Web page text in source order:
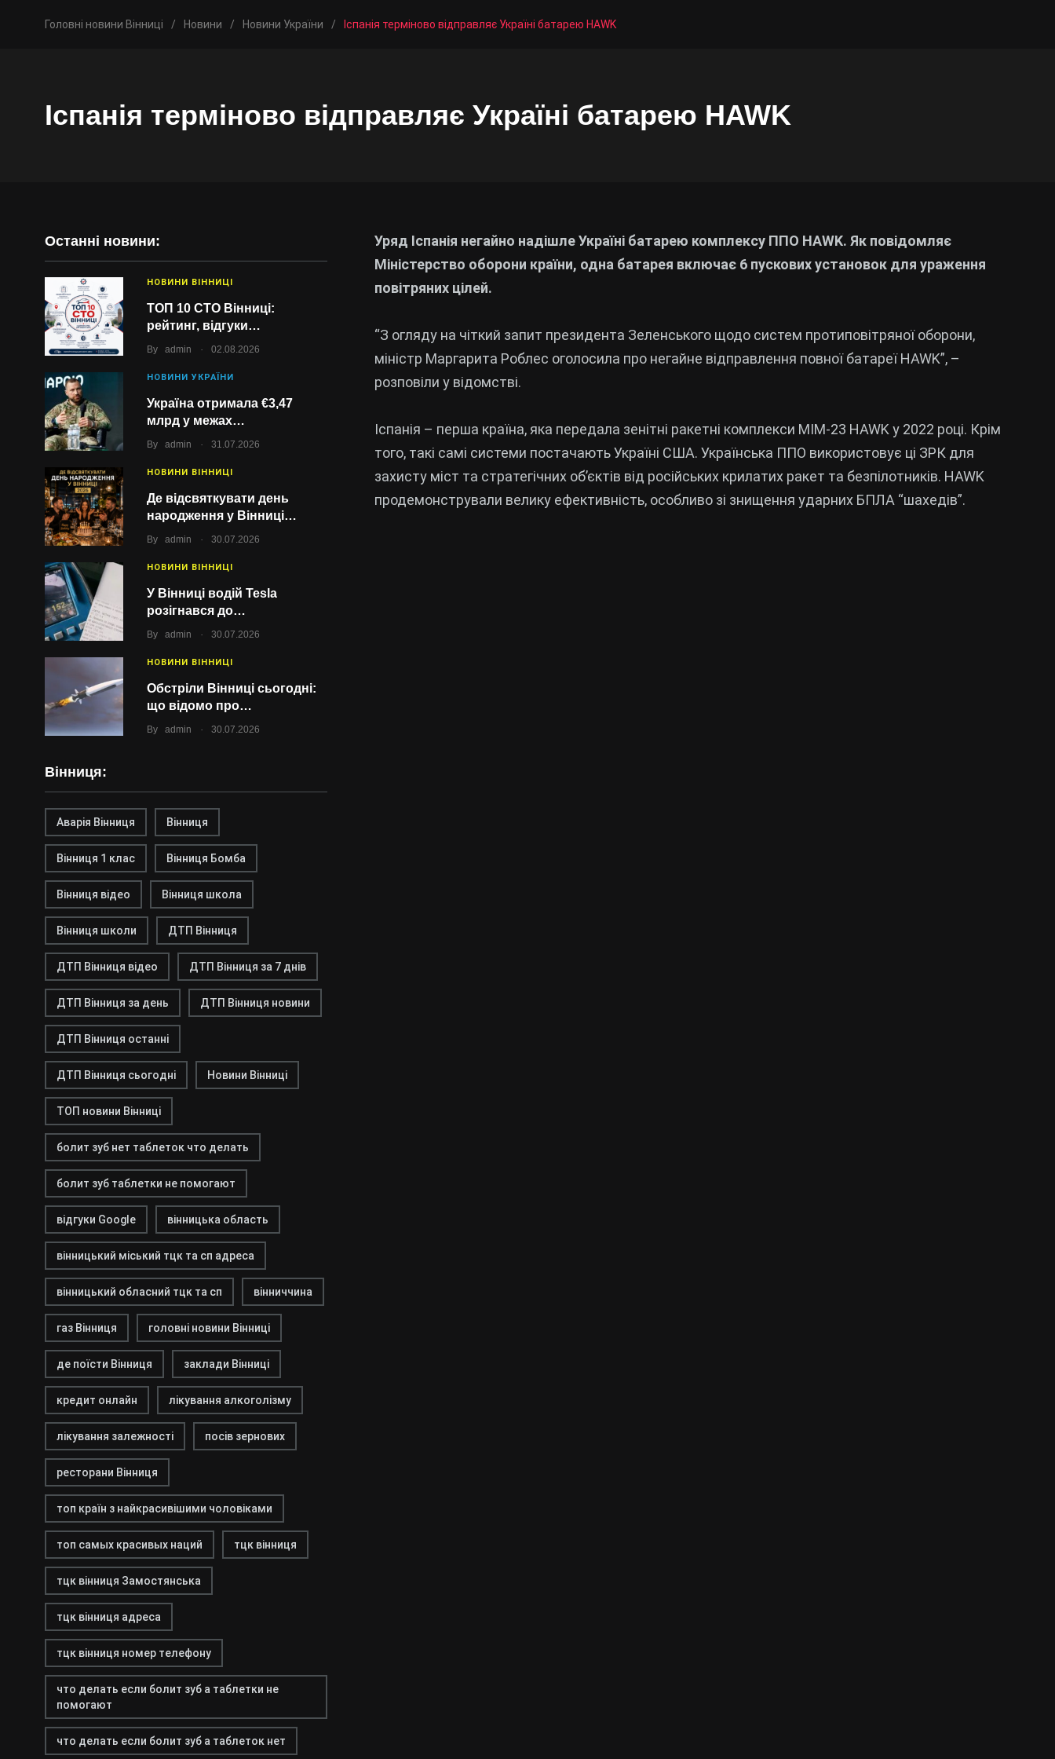
Головні новини Вінниці / Новини / Новини України / Іспанія терміново відправляє Україні батарею HAWK
Іспанія терміново відправляє Україні батарею HAWK
Останні новини:
НОВИНИ ВІННИЦІ
ТОП 10 СТО Вінниці:
рейтинг, відгуки…
By admin . 02.08.2026
НОВИНИ УКРАЇНИ
Україна отримала €3,47
млрд у межах…
By admin . 31.07.2026
НОВИНИ ВІННИЦІ
Де відсвяткувати день
народження у Вінниці…
By admin . 30.07.2026
НОВИНИ ВІННИЦІ
У Вінниці водій Tesla
розігнався до…
By admin . 30.07.2026
НОВИНИ ВІННИЦІ
Обстріли Вінниці сьогодні:
що відомо про…
By admin . 30.07.2026
Вінниця:
Аварія Вінниця Вінниця
Вінниця 1 клас Вінниця Бомба
Вінниця відео Вінниця школа
Вінниця школи ДТП Вінниця
ДТП Вінниця відео ДТП Вінниця за 7 днів
ДТП Вінниця за день ДТП Вінниця новини
ДТП Вінниця останні
ДТП Вінниця сьогодні Новини Вінниці
ТОП новини Вінниці
болит зуб нет таблеток что делать
болит зуб таблетки не помогают
відгуки Google вінницька область
вінницький міський тцк та сп адреса
вінницький обласний тцк та сп вінниччина
газ Вінниця головні новини Вінниці
де поїсти Вінниця заклади Вінниці
кредит онлайн лікування алкоголізму
лікування залежності посів зернових
ресторани Вінниця
топ країн з найкрасивішими чоловіками
топ самых красивых наций тцк вінниця
тцк вінниця Замостянська
тцк вінниця адреса
тцк вінниця номер телефону
что делать если болит зуб а таблетки не
помогают
что делать если болит зуб а таблеток нет
Уряд Іспанія негайно надішле Україні батарею комплексу ППО HAWK. Як повідомляє
Міністерство оборони країни, одна батарея включає 6 пускових установок для ураження
повітряних цілей.
“З огляду на чіткий запит президента Зеленського щодо систем протиповітряної оборони,
міністр Маргарита Роблес оголосила про негайне відправлення повної батареї HAWK”, –
розповіли у відомстві.
Іспанія – перша країна, яка передала зенітні ракетні комплекси MIM-23 HAWK у 2022 році. Крім
того, такі самі системи постачають Україні США. Українська ППО використовує ці ЗРК для
захисту міст та стратегічних об’єктів від російських крилатих ракет та безпілотників. HAWK
продемонстрували велику ефективність, особливо зі знищення ударних БПЛА “шахедів”.